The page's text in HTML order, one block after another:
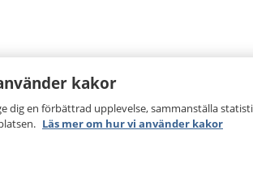
kakor
dig en förbättrad upplevelse, sammanställa
Läs mer om hur vi använder kakor